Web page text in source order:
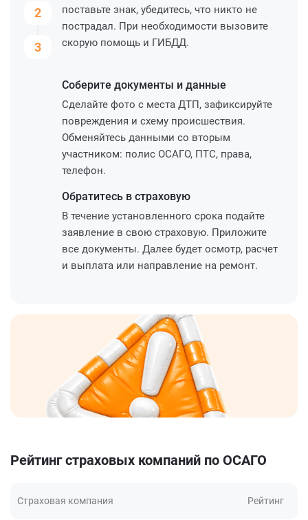
2
3
поставьте знак, убедитесь, что никто не
пострадал. При необходимости вызовите
скорую помощь и ГИБДД.
Соберите документы и данные
Сделайте фото с места ДТП, зафиксируйте
повреждения и схему происшествия.
Обменяйтесь данными со вторым
участником: полис ОСАГО, ПТС, права,
телефон.
Обратитесь в страховую
В течение установленного срока подайте
заявление в свою страховую. Приложите
все документы. Далее будет осмотр, расчет
и выплата или направление на ремонт.
Рейтинг страховых компаний по ОСАГО
Страховая компания Рейтинг